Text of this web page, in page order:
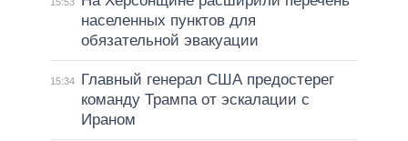
населенных пунктов для
обязательной эвакуации
15:34
Главный генерал США предостерег
команду Трампа от эскалации с
Ираном